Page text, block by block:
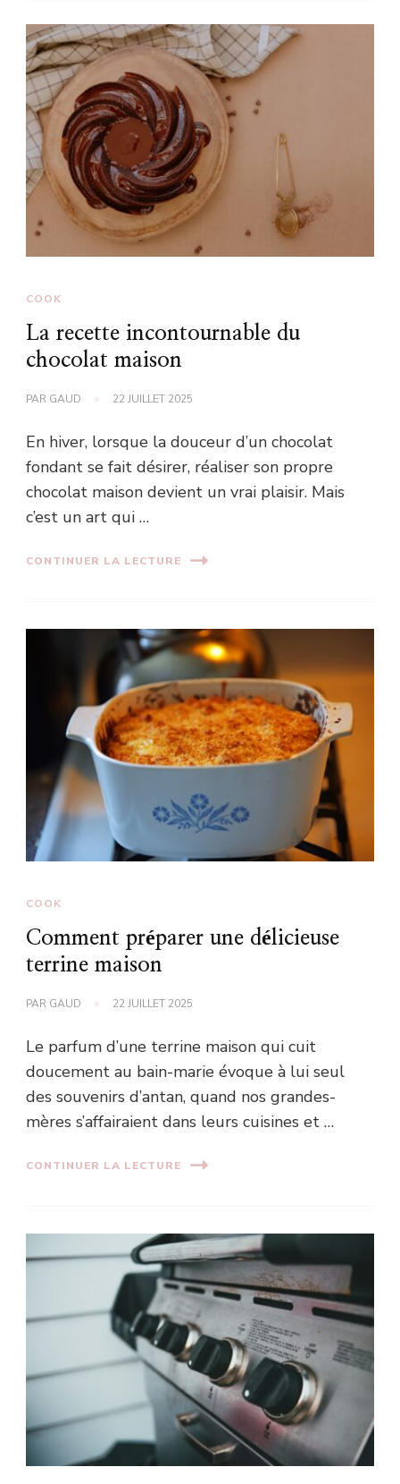
COOK
La recette incontournable du
chocolat maison
PAR GAUD 22 JUILLET 2025
En hiver, lorsque la douceur d’un chocolat
fondant se fait désirer, réaliser son propre
chocolat maison devient un vrai plaisir. Mais
c’est un art qui …
CONTINUER LA LECTURE
COOK
Comment préparer une délicieuse
terrine maison
PAR GAUD 22 JUILLET 2025
Le parfum d’une terrine maison qui cuit
doucement au bain-marie évoque à lui seul
des souvenirs d’antan, quand nos grandes-
mères s’affairaient dans leurs cuisines et …
CONTINUER LA LECTURE